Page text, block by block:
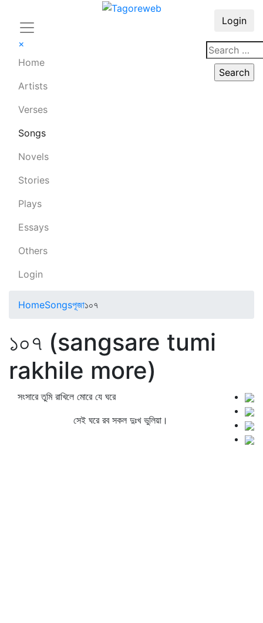
×
Home
Artists
Verses
Songs
Novels
Stories
Plays
Essays
Others
Login
Login
HomeSongsপূজা১০৭
১০৭ (sangsare tumi
rakhile more)
সংসারে তুমি রাখিলে মোরে যে ঘরে
সেই ঘরে রব সকল দুঃখ ভুলিয়া।